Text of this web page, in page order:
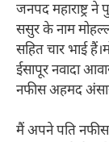
जनपद महाराष्ट्र ने
ससुर के नाम
सहित चार भाई
ईसापूर नवादा
नफीस अहमद
मैं अपने पति नफीस